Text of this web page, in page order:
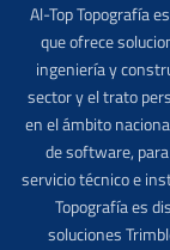
Al-Top Topografía
que ofrece
ingeniería y
sector y el trato
en el ámbito
de software,
servicio técnico e
Topografía es
soluciones